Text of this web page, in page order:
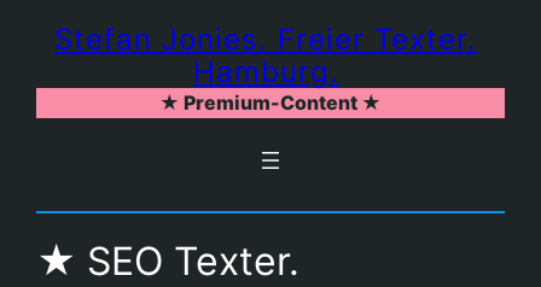
Inhalt
springen
Stefan Jonies. Freier Texter.
Hamburg.
★ Premium-Content ★
★ SEO Texter.